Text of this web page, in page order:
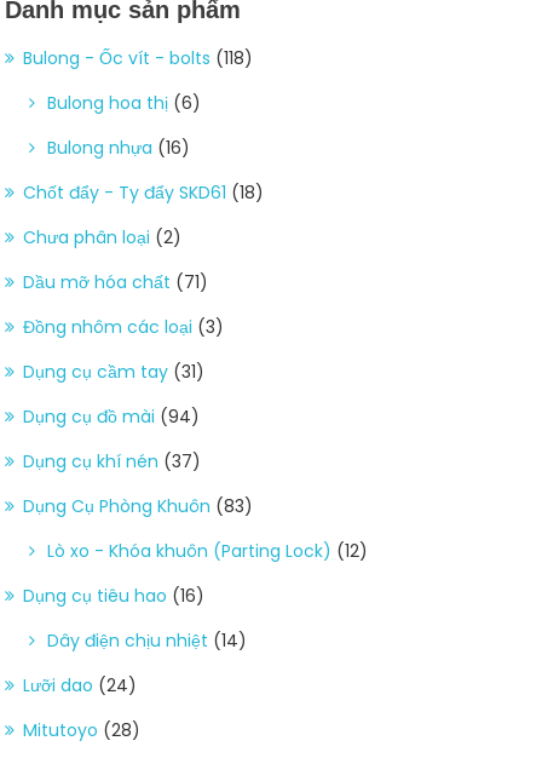
Danh mục sản phẩm
Bulong - Ốc vít - bolts (118)
Bulong hoa thị (6)
Bulong nhựa (16)
Chốt đẩy - Ty đẩy SKD61 (18)
Chưa phân loại (2)
Dầu mỡ hóa chất (71)
Đồng nhôm các loại (3)
Dụng cụ cầm tay (31)
Dụng cụ đồ mài (94)
Dụng cụ khí nén (37)
Dụng Cụ Phòng Khuôn (83)
Lò xo - Khóa khuôn (Parting Lock) (12)
Dụng cụ tiêu hao (16)
Dây điện chịu nhiệt (14)
Lưỡi dao (24)
Mitutoyo (28)